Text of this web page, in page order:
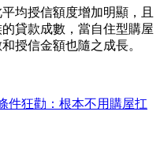
均授信額度增加明顯，且
貸款成數，當自住型購屋
授信金額也隨之成長。
件狂勸：根本不用購屋扛